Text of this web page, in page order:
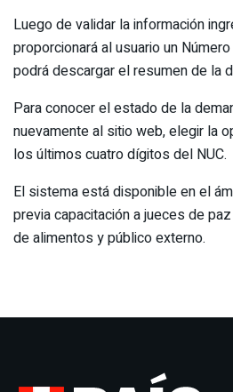
Luego de validar la información
proporcionará al usuario un
podrá descargar el resumen de la
Para conocer el estado de la
nuevamente al sitio web, elegir la
los últimos cuatro dígitos del NUC.
El sistema está disponible en el
previa capacitación a jueces de
de alimentos y público externo.